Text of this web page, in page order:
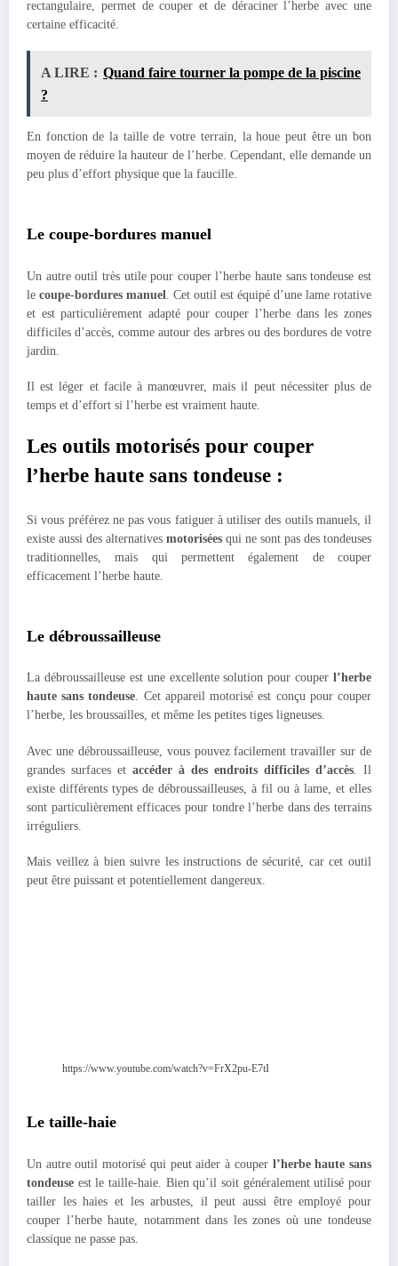
rectangulaire, permet de couper et de déraciner l’herbe avec une
certaine efficacité.
A LIRE : Quand faire tourner la pompe de la piscine
?
En fonction de la taille de votre terrain, la houe peut être un bon
moyen de réduire la hauteur de l’herbe. Cependant, elle demande un
peu plus d’effort physique que la faucille.
Le coupe-bordures manuel
Un autre outil très utile pour couper l’herbe haute sans tondeuse est
le coupe-bordures manuel
. Cet outil est équipé d’une lame rotative
et est particulièrement adapté pour couper l’herbe dans les zones
difficiles d’accès, comme autour des arbres ou des bordures de votre
jardin.
Il est léger et facile à manœuvrer, mais il peut nécessiter plus de
temps et d’effort si l’herbe est vraiment haute.
Les outils motorisés pour couper
l’herbe haute sans tondeuse :
Si vous préférez ne pas vous fatiguer à utiliser des outils manuels, il
existe aussi des alternatives motorisées qui ne sont pas des tondeuses
traditionnelles, mais qui permettent également de couper
efficacement l’herbe haute.
Le débroussailleuse
La débroussailleuse est une excellente solution pour couper l’herbe
haute sans tondeuse. Cet appareil motorisé est conçu pour couper
l’herbe, les broussailles, et même les petites tiges ligneuses.
Avec une débroussailleuse, vous pouvez facilement travailler sur de
grandes surfaces et accéder à des endroits difficiles d’accès . Il
existe différents types de débroussailleuses, à fil ou à lame, et elles
sont particulièrement efficaces pour tondre l’herbe dans des terrains
irréguliers.
Mais veillez à bien suivre les instructions de sécurité, car cet outil
peut être puissant et potentiellement dangereux.
https://www.youtube.com/watch?v=FrX2pu-E7tI
Le taille-haie
Un autre outil motorisé qui peut aider à couper l’herbe haute sans
tondeuse est le taille-haie. Bien qu’il soit généralement utilisé pour
tailler les haies et les arbustes, il peut aussi être employé pour
couper l’herbe haute, notamment dans les zones où une tondeuse
classique ne passe pas.